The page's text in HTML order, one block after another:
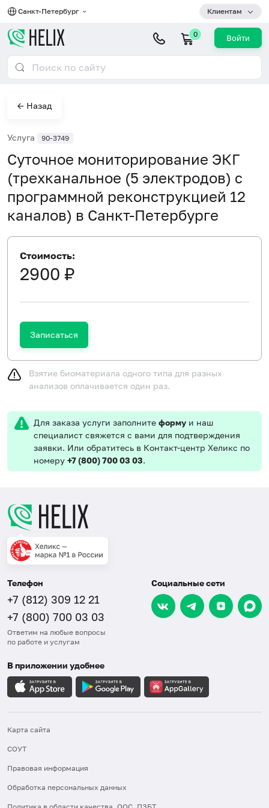
Санкт-Петербург Клиентам
0 Войти
← Назад
Услуга 90-3749
Суточное мониторирование ЭКГ
(трехканальное (5 электродов) с
программной реконструкцией 12
каналов) в Санкт-Петербурге
Стоимость:
2900 ₽
Записаться
Взятие биоматериала одного типа для разных
анализов оплачивается один раз.
Для заказа услуги заполните форму и наш
специалист свяжется с вами для подтверждения
заявки. Или обратитесь в Контакт-центр Хеликс по
номеру +7 (800) 700 03 03.
Телефон
+7 (812) 309 12 21
+7 (800) 700 03 03
Ответим на любые вопросы
по работе и услугам
Социальные сети
В приложении удобнее
Карта сайта
СОУТ
Правовая информация
Обработка персональных данных